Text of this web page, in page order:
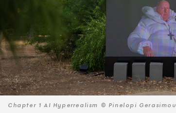
Chapter 1 AI Hyperrealism © Pinelopi Gerasimou